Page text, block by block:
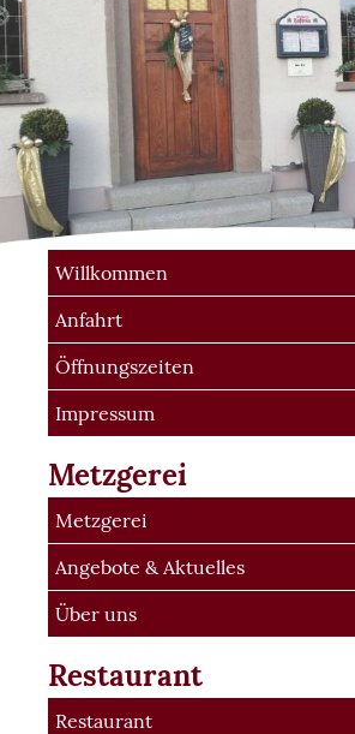
Willkommen
Anfahrt
Öffnungszeiten
Impressum
Metzgerei
Metzgerei
Angebote & Aktuelles
Über uns
Restaurant
Restaurant